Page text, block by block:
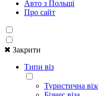
Авто з Польщі
Про сайт
✖ Закрити
Типи віз
Туристична